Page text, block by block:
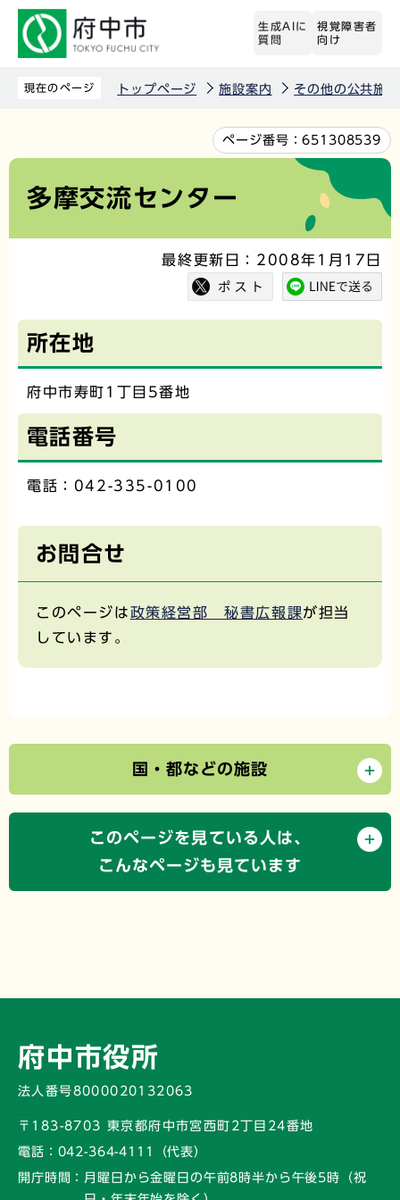
先
す
生成AIに
質問
視覚障害者
向け
現在のページ トップページ 施設案内 その他の公共施設
文
か
ページ番号：651308539
多摩交流センター
最終更新日：2008年1月17日
所在地
府中市寿町1丁目5番地
電話番号
電話：042-335-0100
お問合せ
このページは政策経営部 秘書広報課が担当
しています。
国・都などの施設
このページを見ている人は、
こんなページも見ています
府中市役所
法人番号8000020132063
〒183-8703 東京都府中市宮西町2丁目24番地
電話： 042-364-4111（代表）
開庁時間： 月曜日から金曜日の午前8時半から午後5時 （祝